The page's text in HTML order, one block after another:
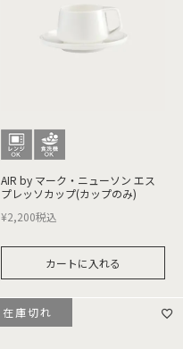
AIR by マーク・ニューソン エス
プレッソカップ(カップのみ)
¥2,200税込
カートに入れる
在庫切れ